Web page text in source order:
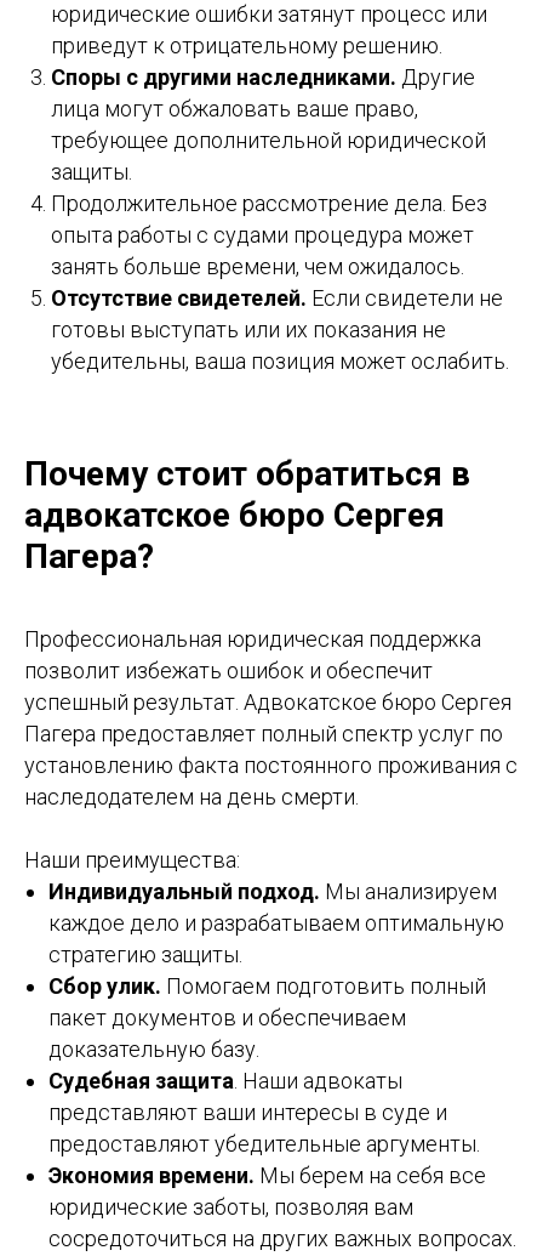
юридические ошибки затянут процесс или
приведут к отрицательному решению.
Споры с другими наследниками. Другие
лица могут обжаловать ваше право,
требующее дополнительной юридической
защиты.
Продолжительное рассмотрение дела. Без
опыта работы с судами процедура может
занять больше времени, чем ожидалось.
Отсутствие свидетелей. Если свидетели не
готовы выступать или их показания не
убедительны, ваша позиция может ослабить.
Почему стоит обратиться в
адвокатское бюро Сергея
Пагера?
Профессиональная юридическая поддержка
позволит избежать ошибок и обеспечит
успешный результат. Адвокатское бюро Сергея
Пагера предоставляет полный спектр услуг по
установлению факта постоянного проживания с
наследодателем на день смерти.
Наши преимущества:
Индивидуальный подход. Мы анализируем
каждое дело и разрабатываем оптимальную
стратегию защиты.
Сбор улик. Помогаем подготовить полный
пакет документов и обеспечиваем
доказательную базу.
Судебная защита. Наши адвокаты
представляют ваши интересы в суде и
предоставляют убедительные аргументы.
Экономия времени. Мы берем на себя все
юридические заботы, позволяя вам
сосредоточиться на других важных вопросах.